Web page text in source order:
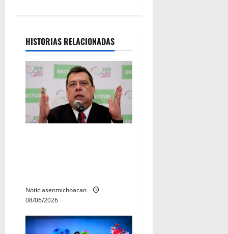
e
e
n
t
a
s
HISTORIAS RELACIONADAS
Noticiasenmichoacan
08/06/2026